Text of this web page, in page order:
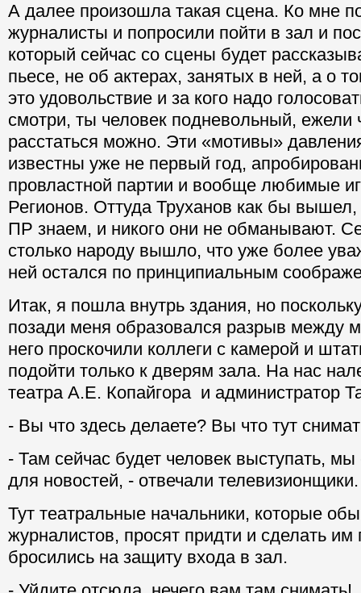
А далее произошла такая сцена. Ко мне
журналисты и попросили пойти в зал и
который сейчас со сцены будет
пьесе, не об актерах, занятых в ней, а о
это удовольствие и за кого надо
смотри, ты человек подневольный, ежели
расстаться можно. Эти «мотивы»
известны уже не первый год,
провластной партии и вообще любимые
Регионов. Оттуда Труханов как бы
ПР знаем, и никого они не обманывают.
столько народу вышло, что уже более
ней остался по принципиальным
Итак, я пошла внутрь здания, но
позади меня образовался разрыв между
него проскочили коллеги с камерой и
подойти только к дверям зала. На нас
театра А.Е. Копайгора и администратор
- Вы что здесь делаете? Вы что тут
- Там сейчас будет человек выступать, мы
для новостей, - отвечали телевизионщики.
Тут театральные начальники, которые
журналистов, просят придти и сделать им
бросились на защиту входа в зал.